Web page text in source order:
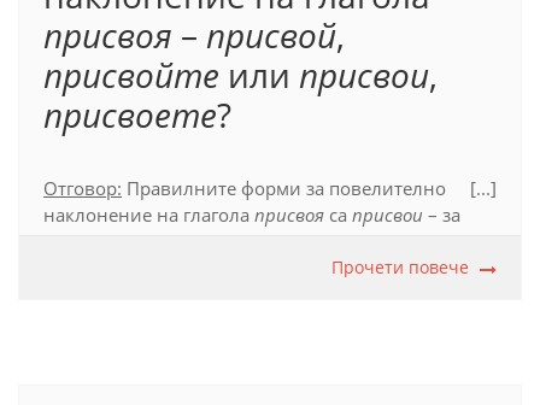
присвоя – присвой,
присвойте или присвои,
присвоете?
Отговор: Правилните форми за повелително
наклонение на глагола присвоя са присвои – за
[...]
Прочети повече